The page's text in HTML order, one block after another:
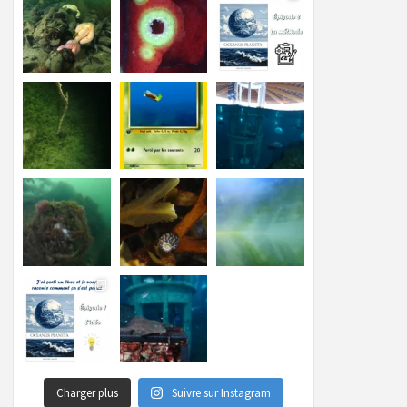
Charger plus Suivre sur Instagram